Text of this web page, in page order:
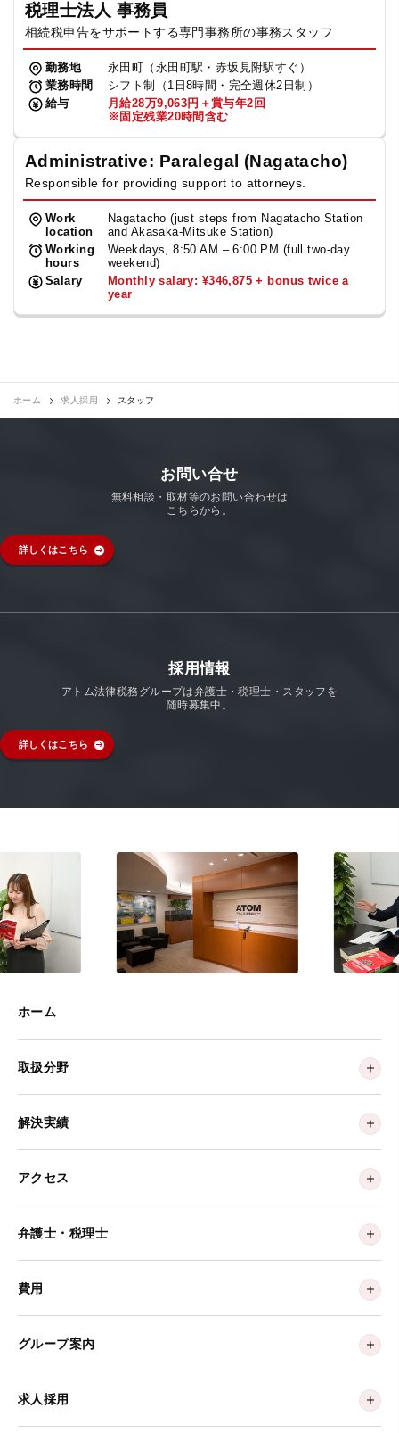
税理士法人 事務員
相続税申告をサポートする専門事務所の事務スタッフ
勤務地
永田町（永田町駅・赤坂見附駅すぐ）
業務時間
シフト制（1日8時間・完全週休2日制）
給与
月給28万9,063円＋賞与年2回
※固定残業20時間含む
Administrative: Paralegal (Nagatacho)
Responsible for providing support to attorneys.
Work
location
Nagatacho (just steps from Nagatacho Station
and Akasaka-Mitsuke Station)
Working
hours
Weekdays, 8:50 AM – 6:00 PM (full two-day
weekend)
Salary
Monthly salary: ¥346,875 + bonus twice a
year
ホーム 求人採用 スタッフ
お問い合せ
無料相談・取材等のお問い合わせは
こちらから。
詳しくはこちら
採用情報
アトム法律税務グループは弁護士・税理士・スタッフを
随時募集中。
詳しくはこちら
ホーム
取扱分野
解決実績
アクセス
弁護士・税理士
費用
グループ案内
求人採用